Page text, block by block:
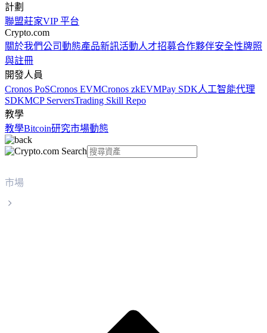
計劃
聯盟莊家VIP 平台
Crypto.com
關於我們公司動態產品新訊活動人才招募合作夥伴安全性牌照
與註冊
開發人員
Cronos PoSCronos EVMCronos zkEVMPay SDK人工智能代理
SDKMCP ServersTrading Skill Repo
教學
教學Bitcoin研究市場動態
市場